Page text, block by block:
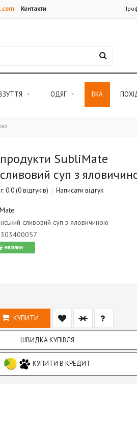
Контакти
ОДЯГ ЇЖА
SubliMate
суп з
0.0(0 відгуків) Написати відгук
сливовий суп з яловичиною
магазин
КУПИТИ
ШВИДКА КУПІВЛЯ
КУПИТИ В КРЕДИТ